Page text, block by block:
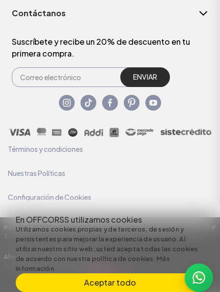
En OFFCORSS utilizamos cookies
Utilizamos cookies propias y de terceros, de sesión y
persistentes para mejorar la experiencia de usuario. Al
utilizar nuestro sitio web, usted acepta todas las cookies
de acuerdo con nuestra política de cookies. Más
información
Aceptar todo
Contáctanos
Suscríbete y recibe un 20% de descuento en tu
primera compra.
ENVIAR
Términos y condiciones
Nuestras Políticas
Configuración de Cookies
Razón Social: C.I HERMECO S.A. NIT: 890924167-6 Dirección: Carrera 50 #
7 – 35
All rights reserved empowered by